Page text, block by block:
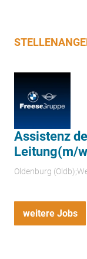
Assistenz
Leitung(m/
Oldenburg
weitere Jobs